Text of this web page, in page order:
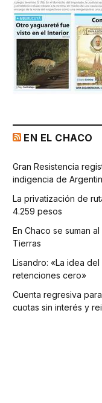
EN EL CHACO
Gran Resistencia
indigencia de
La privatización de
4.259 pesos
En Chaco se suman
Tierras
Lisandro: «La idea
retenciones cero»
Cuenta regresiva
cuotas sin interés y